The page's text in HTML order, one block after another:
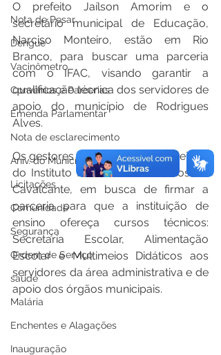
Nota de Pesar
Dengue
Vacinômetro
Convênios e Parcerias
Emenda Parlamentar
Nota de esclarecimento
Aniv. do Município
Licitações
Comunidade
Segurança
Ordem de Serviço
saúde
Malária
Enchentes e Alagações
Inauguração
O prefeito Jaílson Amorim e o
secretário municipal de Educação,
Narciso Monteiro, estão em Rio
Branco, para buscar uma parceria
com o IFAC, visando garantir a
qualificação técnica dos servidores de
apoio do município de Rodrigues
Alves.
Os gestores se reuniram com a reitora
do Instituto Federal do Acre, Rosana
Cavalcante, em busca de firmar a
parceria para que a instituição de
ensino ofereça cursos técnicos:
Secretaria Escolar, Alimentação
Escolar e Multimeios Didáticos aos
servidores da área administrativa e de
apoio dos órgãos municipais.